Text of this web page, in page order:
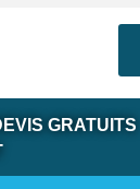
GRATUITS